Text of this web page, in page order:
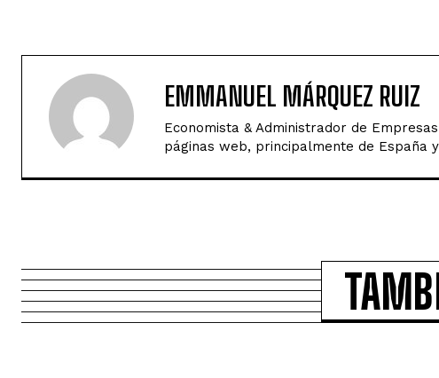
EMMANUEL MÁRQUEZ RUIZ
Economista & Administrador de
páginas web, principalmente de España